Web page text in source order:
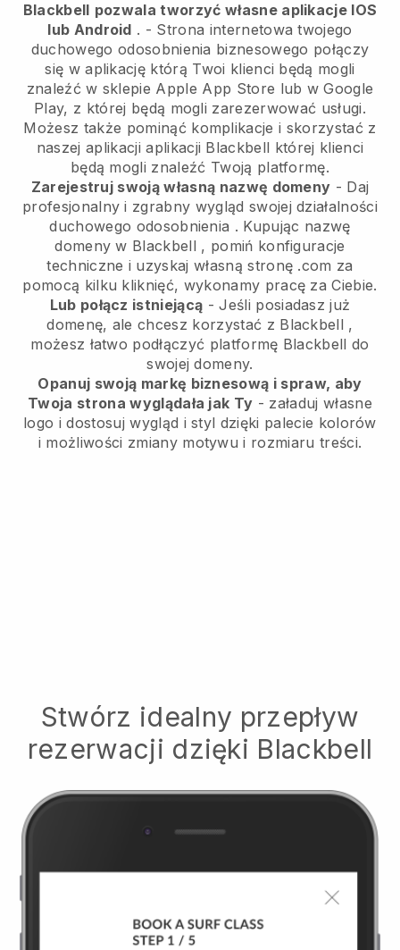
Blackbell pozwala tworzyć własne aplikacje IOS
lub Android . - Strona internetowa twojego
duchowego odosobnienia biznesowego połączy
się w aplikację którą Twoi klienci będą mogli
znaleźć w sklepie Apple App Store lub w Google
Play, z której będą mogli zarezerwować usługi.
Możesz także pominąć komplikacje i skorzystać z
naszej aplikacji aplikacji Blackbell której klienci
będą mogli znaleźć Twoją platformę.
Zarejestruj swoją własną nazwę domeny - Daj
profesjonalny i zgrabny wygląd swojej działalności
duchowego odosobnienia . Kupując nazwę
domeny w Blackbell , pomiń konfiguracje
techniczne i uzyskaj własną stronę .com za
pomocą kilku kliknięć, wykonamy pracę za Ciebie.
Lub połącz istniejącą - Jeśli posiadasz już
domenę, ale chcesz korzystać z Blackbell ,
możesz łatwo podłączyć platformę Blackbell do
swojej domeny.
Opanuj swoją markę biznesową i spraw, aby
Twoja strona wyglądała jak Ty - załaduj własne
logo i dostosuj wygląd i styl dzięki palecie kolorów
i możliwości zmiany motywu i rozmiaru treści.
Stwórz idealny przepływ
rezerwacji dzięki Blackbell